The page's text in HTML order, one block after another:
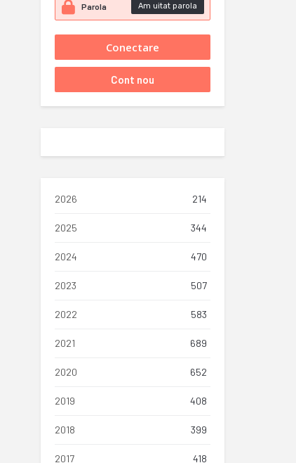
Am uitat parola
2026 214
2025 344
2024 470
2023 507
2022 583
2021 689
2020 652
2019 408
2018 399
2017 418